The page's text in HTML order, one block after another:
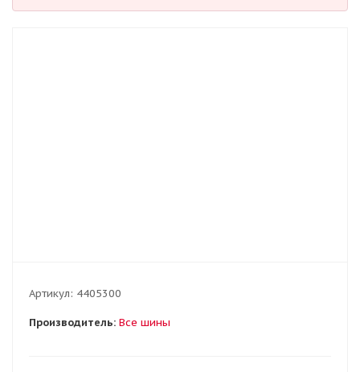
Артикул: 4405300
Производитель: Все шины